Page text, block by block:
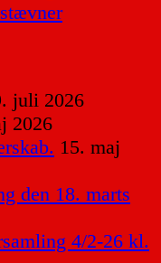
juli 2026
2026
15. maj
den 18. marts
4/2-26 kl.